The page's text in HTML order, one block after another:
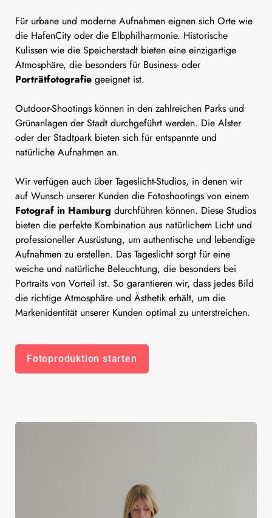
Für urbane und moderne Aufnahmen eignen sich Orte wie
die HafenCity oder die Elbphilharmonie. Historische
Kulissen wie die Speicherstadt bieten eine einzigartige
Atmosphäre, die besonders für Business- oder
Porträtfotografie geeignet ist.
Outdoor-Shootings können in den zahlreichen Parks und
Grünanlagen der Stadt durchgeführt werden. Die Alster
oder der Stadtpark bieten sich für entspannte und
natürliche Aufnahmen an.
Wir verfügen auch über Tageslicht-Studios, in denen wir
auf Wunsch unserer Kunden die Fotoshootings von einem
Fotograf in Hamburg durchführen können. Diese Studios
bieten die perfekte Kombination aus natürlichem Licht und
professioneller Ausrüstung, um authentische und lebendige
Aufnahmen zu erstellen. Das Tageslicht sorgt für eine
weiche und natürliche Beleuchtung, die besonders bei
Portraits von Vorteil ist. So garantieren wir, dass jedes Bild
die richtige Atmosphäre und Ästhetik erhält, um die
Markenidentität unserer Kunden optimal zu unterstreichen.
Fotoproduktion starten